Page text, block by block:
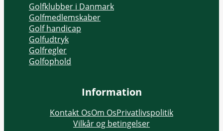
Golfklubber i Danmark
Golfmedlemskaber
Golf handicap
Golfudtryk
Golfregler
Golfophold
Information
Kontakt OsOm OsPrivatlivspolitik
Vilkår og betingelser